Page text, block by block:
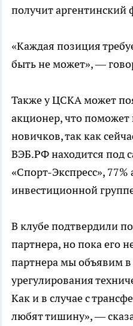
получит аргентинский
«Каждая позиция
быть не может», —
Также у ЦСКА может
акционер, что
новичков, так как
ВЭБ.РФ находится под
«Спорт-Экспресс»,
инвестиционной
В клубе подтвердили
партнера, но пока его
партнера мы объявим
урегулирования
Как и в случае с
любят тишину», —